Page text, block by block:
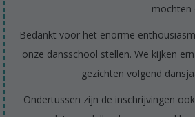
mochten
Bedankt voor het enorme
onze dansschool stellen. We kijken
gezichten volgend
Ondertussen zijn de inschrijvingen